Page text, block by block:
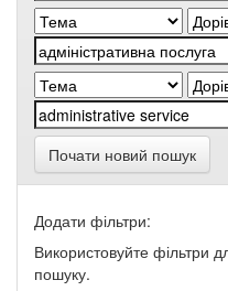
Почати новий пошук
Додати фільтри:
Використовуйте фільтри
пошуку.